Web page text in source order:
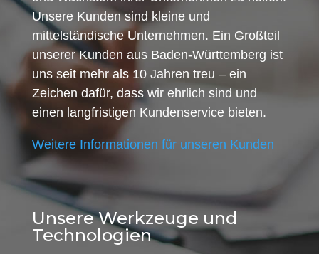
Unsere Kunden sind kleine und
mittelständische Unternehmen. Ein Großteil
unserer Kunden aus Baden-Württemberg ist
uns seit mehr als 10 Jahren treu – ein
Zeichen dafür, dass wir ehrlich sind und
einen langfristigen Kundenservice bieten.
Weitere Informationen für unseren Kunden
Unsere Werkzeuge und
Technologien